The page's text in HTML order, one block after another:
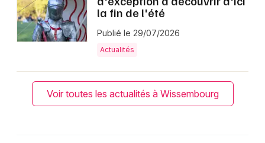
la fin de l'été
Publié le 29/07/2026
Actualités
Voir toutes les actualités à Wissembourg